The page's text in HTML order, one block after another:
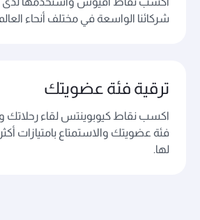
شركائنا الواسعة في مختلف أنحاء
ترقية فئة عضويتك
اكسب نقاط كيوبوينتس لقاء رحلاتك
فئة عضويتك والاستمتاع بامتيازات
لها.